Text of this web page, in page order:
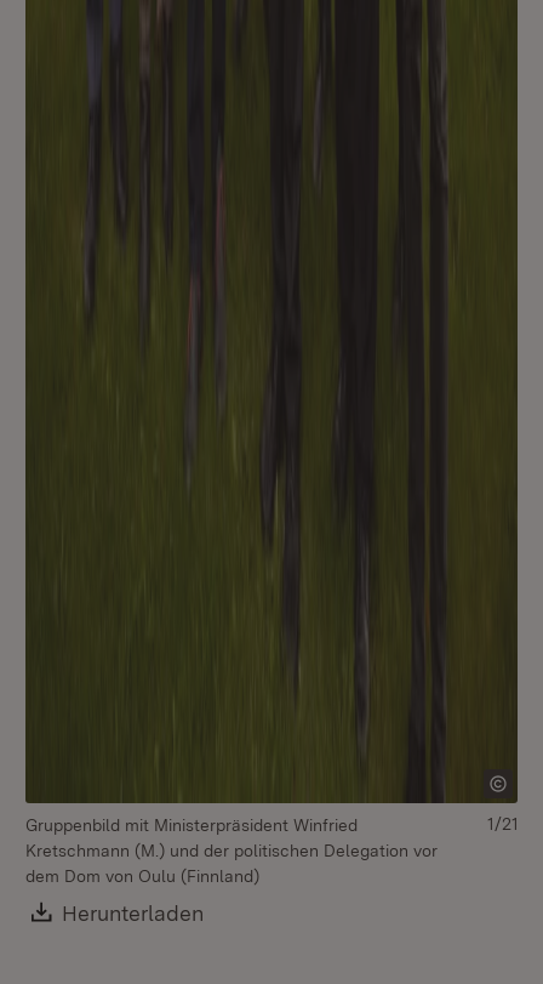
Gruppenbild mit Ministerpräsident Winfried
Kretschmann (M.) und der politischen Delegation vor
dem Dom von Oulu (Finnland)
Download:
Herunterladen
1/21